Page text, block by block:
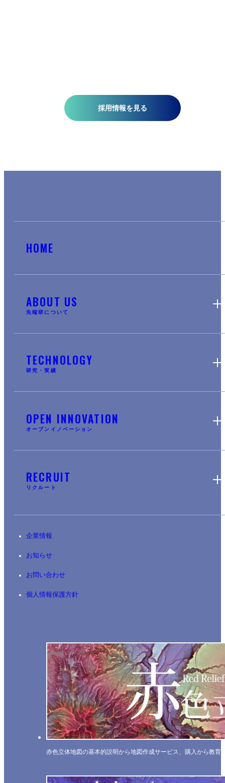
採用情報を見る
HOME
ABOUT US
先端研について
TECHNOLOGY
研究・実績
OPEN INNOVATION
オープンイノベーション
RECRUIT
リクルート
企業情報
お知らせ
お問い合わせ
個人情報保護方針
赤色立体地図の基本的説明から地図作成サービス、購入から教育